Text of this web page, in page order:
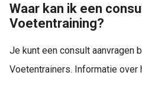
Waar kan ik een
Voetentraining?
Je kunt een consult aanvragen
Voetentrainers. Informatie over